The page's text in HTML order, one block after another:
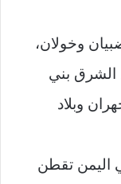
وخولان،
الشرق بني
وبلاد
اليمن تقطن